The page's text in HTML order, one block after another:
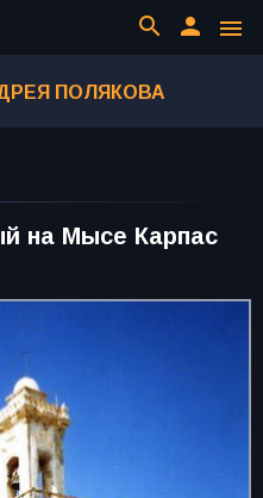
menu
person
search
ПОЛЯКОВА
на Мысе Карпас